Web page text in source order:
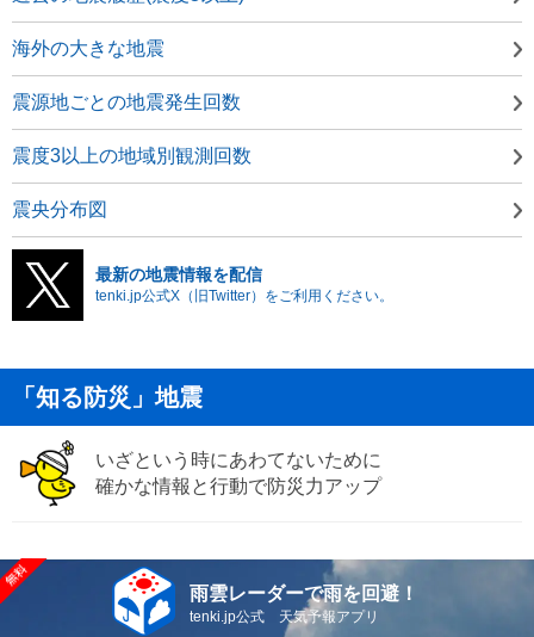
海外の大きな地震
震源地ごとの地震発生回数
震度3以上の地域別観測回数
震央分布図
最新の地震情報を配信
tenki.jp公式X（旧Twitter）をご利用ください。
「知る防災」地震
いざという時にあわてないために
確かな情報と行動で防災力アップ
雨雲レーダーで雨を回避！
tenki.jp公式 天気予報アプリ